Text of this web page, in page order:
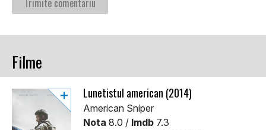
Filme
Lunetistul american (2014)
American Sniper
Nota 8.0 / Imdb 7.3